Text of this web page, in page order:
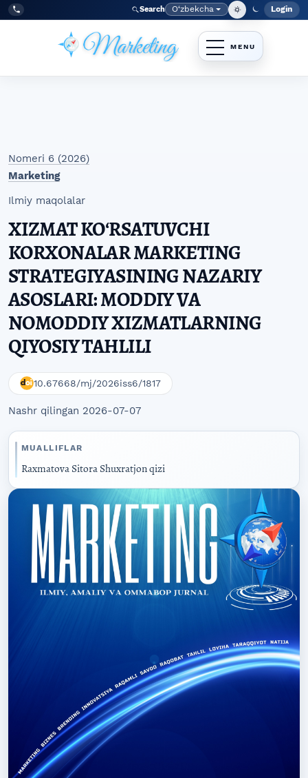
Skip to main navigation menu
Skip to main content
Skip to site footer
Tel:
+998977838464 Search Language
O‘zbekcha Login
Nomeri 6 (2026)
Marketing
Ilmiy maqolalar
XIZMAT KOʻRSATUVCHI
KORXONALAR MARKETING
STRATEGIYASINING NAZARIY
ASOSLARI: MODDIY VA
NOMODDIY XIZMATLARNING
QIYOSIY TAHLILI
10.67668/mj/2026iss6/1817
Nashr qilingan 2026-07-07
MUALLIFLAR
Raxmatova Sitora Shuxratjon qizi